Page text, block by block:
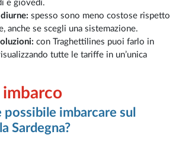
e giovedì.
spesso sono meno costose rispetto
anche se scegli una sistemazione.
con Traghettilines puoi farlo in
tutte le tariffe in un’unica
imbarcare sul
Sardegna?